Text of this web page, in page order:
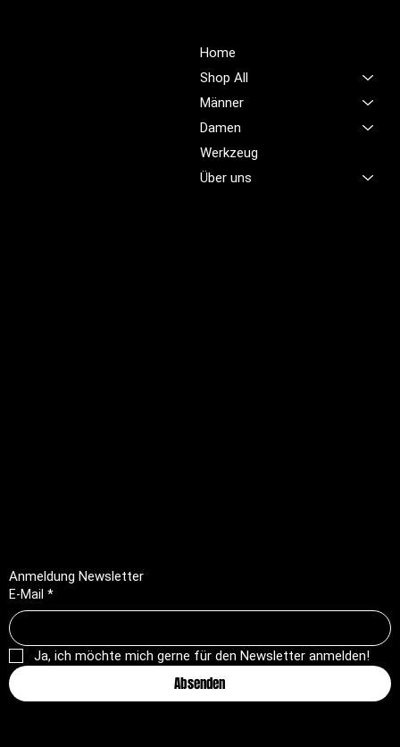
Home
Shop All
Männer
Damen
Werkzeug
Über uns
Anmeldung Newsletter
E-Mail *
Ja, ich möchte mich gerne für den Newsletter anmelden!
Absenden